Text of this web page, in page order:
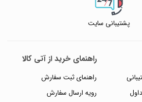
پشتیبانی سایت
راهنمای خرید از آتی کالا
راهنمای ثبت سفارش
رویه ارسال سفارش